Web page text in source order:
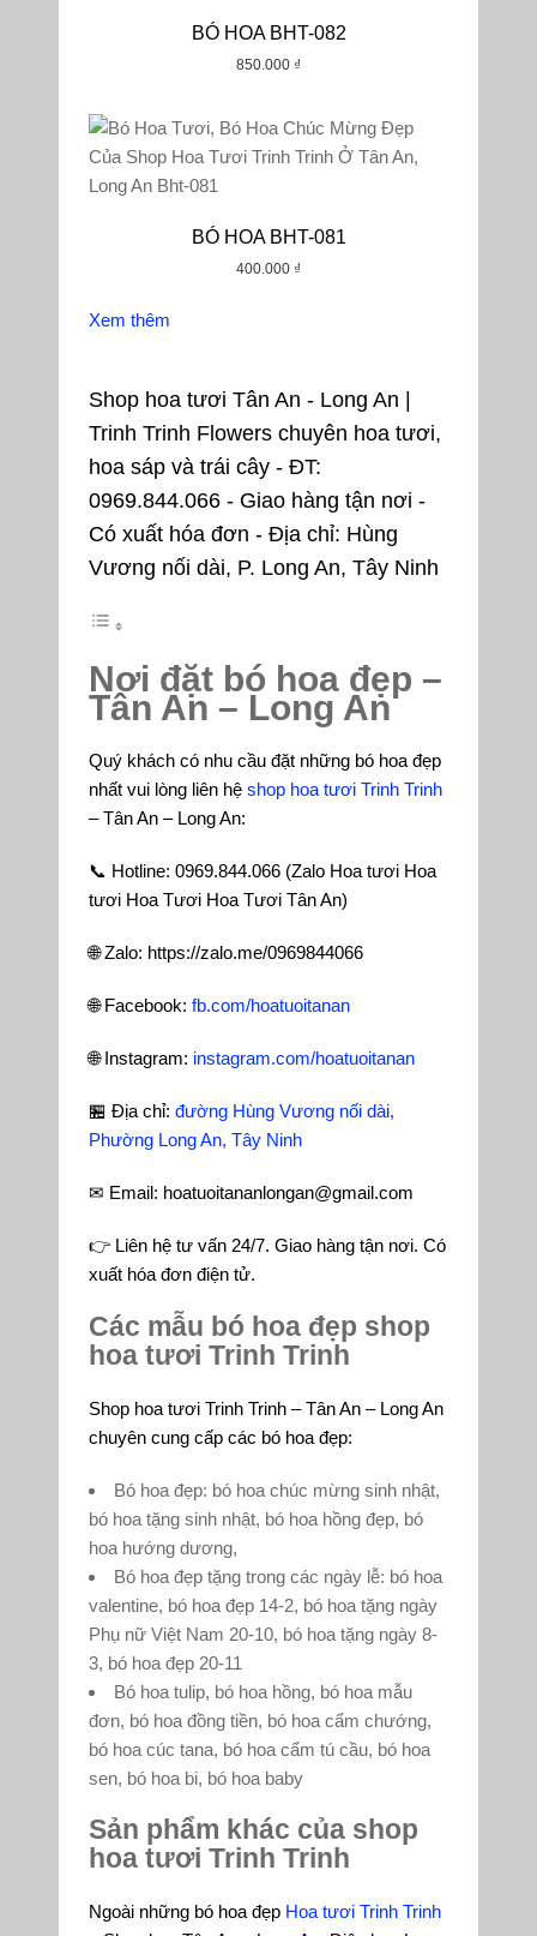
BÓ HOA BHT-082
850.000 ₫
BÓ HOA BHT-081
400.000 ₫
Xem thêm
Shop hoa tươi Tân An - Long An |
Trinh Trinh Flowers chuyên hoa tươi,
hoa sáp và trái cây - ĐT:
0969.844.066 - Giao hàng tận nơi -
Có xuất hóa đơn - Địa chỉ: Hùng
Vương nối dài, P. Long An, Tây Ninh
Nơi đặt bó hoa đẹp –
Tân An – Long An
Quý khách có nhu cầu đặt những bó hoa đẹp
nhất vui lòng liên hệ shop hoa tươi Trinh Trinh
– Tân An – Long An:
📞 Hotline: 0969.844.066 (Zalo Hoa tươi Hoa
tươi Hoa Tươi Hoa Tươi Tân An)
🌐 Zalo: https://zalo.me/0969844066
🌐 Facebook: fb.com/hoatuoitanan
🌐 Instagram: instagram.com/hoatuoitanan
🏪 Địa chỉ: đường Hùng Vương nối dài,
Phường Long An, Tây Ninh
✉ Email: hoatuoitananlongan@gmail.com
👉 Liên hệ tư vấn 24/7. Giao hàng tận nơi. Có
xuất hóa đơn điện tử.
Các mẫu bó hoa đẹp shop
hoa tươi Trinh Trinh
Shop hoa tươi Trinh Trinh – Tân An – Long An
chuyên cung cấp các bó hoa đẹp:
Bó hoa đẹp: bó hoa chúc mừng sinh nhật,
bó hoa tặng sinh nhật, bó hoa hồng đẹp, bó
hoa hướng dương,
Bó hoa đẹp tặng trong các ngày lễ: bó hoa
valentine, bó hoa đẹp 14-2, bó hoa tặng ngày
Phụ nữ Việt Nam 20-10, bó hoa tặng ngày 8-
3, bó hoa đẹp 20-11
Bó hoa tulip, bó hoa hồng, bó hoa mẫu
đơn, bó hoa đồng tiền, bó hoa cẩm chướng,
bó hoa cúc tana, bó hoa cẩm tú cầu, bó hoa
sen, bó hoa bi, bó hoa baby
Sản phẩm khác của shop
hoa tươi Trinh Trinh
Ngoài những bó hoa đẹp Hoa tươi Trinh Trinh